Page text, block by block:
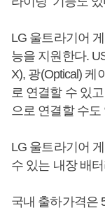
LG 울트라기어
능을 지원한다.
X), 광(Optical) 케
로 연결할 수 있
으로 연결할 수도
LG 울트라기어
수 있는 내장 배
국내 출하가격은